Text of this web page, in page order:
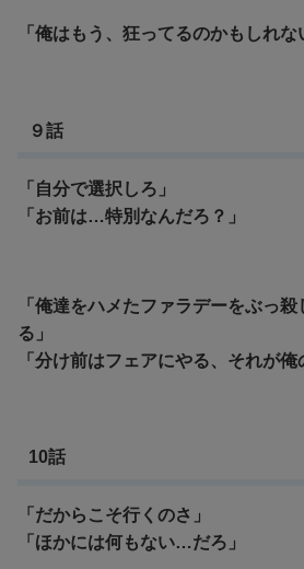
「俺はもう、狂ってるのかもしれな
９話
「自分で選択しろ」
「お前は…特別なんだろ？」
「俺達をハメたファラデーをぶっ
る」
「分け前はフェアにやる、それが俺
10話
「だからこそ行くのさ」
「ほかには何もない…だろ」